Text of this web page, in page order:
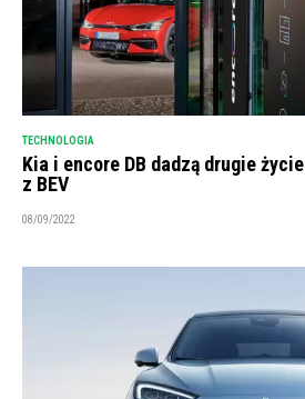
TECHNOLOGIA
Kia i encore DB dadzą drugie
z BEV
08/09/2022